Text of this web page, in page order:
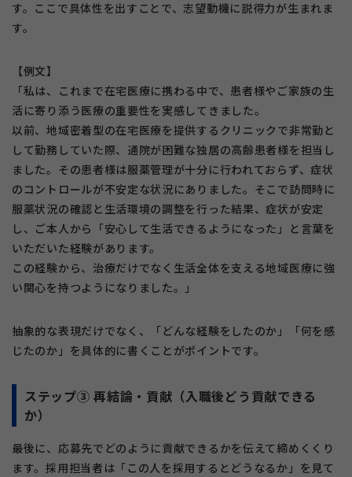
す。ここで具体性を出すことで、志望動機に説得力が生まれま
す。
【例文】
「私は、これまで在宅医療に携わる中で、患者様やご家族の生
活に寄り添う医療の重要性を実感してきました。
以前、地域密着型の在宅医療を提供するクリニックで非常勤と
して勤務していた際、通院が困難な独居の高齢患者様を担当し
ました。その患者様は服薬管理が十分に行われておらず、症状
のコントロールが不安定な状況にありました。そこで訪問時に
服薬状況の確認と生活環境の調整を行った結果、症状が安定
し、ご本人から「安心して生活できるようになった」と言葉を
いただいた経験があります。
この経験から、治療だけでなく生活全体を支える地域医療に強
い関心を持つようになりました。」
抽象的な表現だけでなく、「どんな経験をしたのか」「何を感
じたのか」を具体的に書くことがポイントです。
ステップ③ 再結論・貢献（入職後どう貢献できる
か）
最後に、応募先でどのように貢献できるかを伝えて締めくくり
ます。採用担当者は「この人を採用するとどうなるか」を見て